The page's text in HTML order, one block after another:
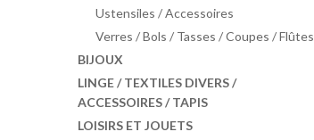
Ustensiles / Accessoires
Verres / Bols / Tasses / Coupes / Flûtes
BIJOUX
LINGE / TEXTILES DIVERS /
ACCESSOIRES / TAPIS
LOISIRS ET JOUETS